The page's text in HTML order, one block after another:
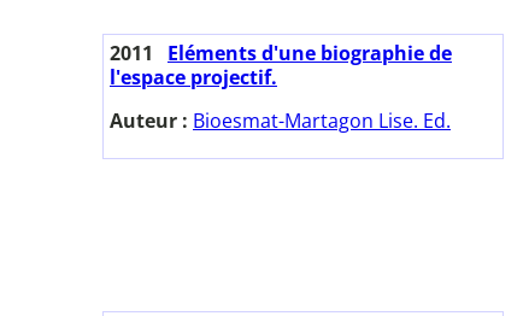
2011
Eléments d'une biographie de
l'espace projectif.
Auteur : Bioesmat-Martagon Lise. Ed.